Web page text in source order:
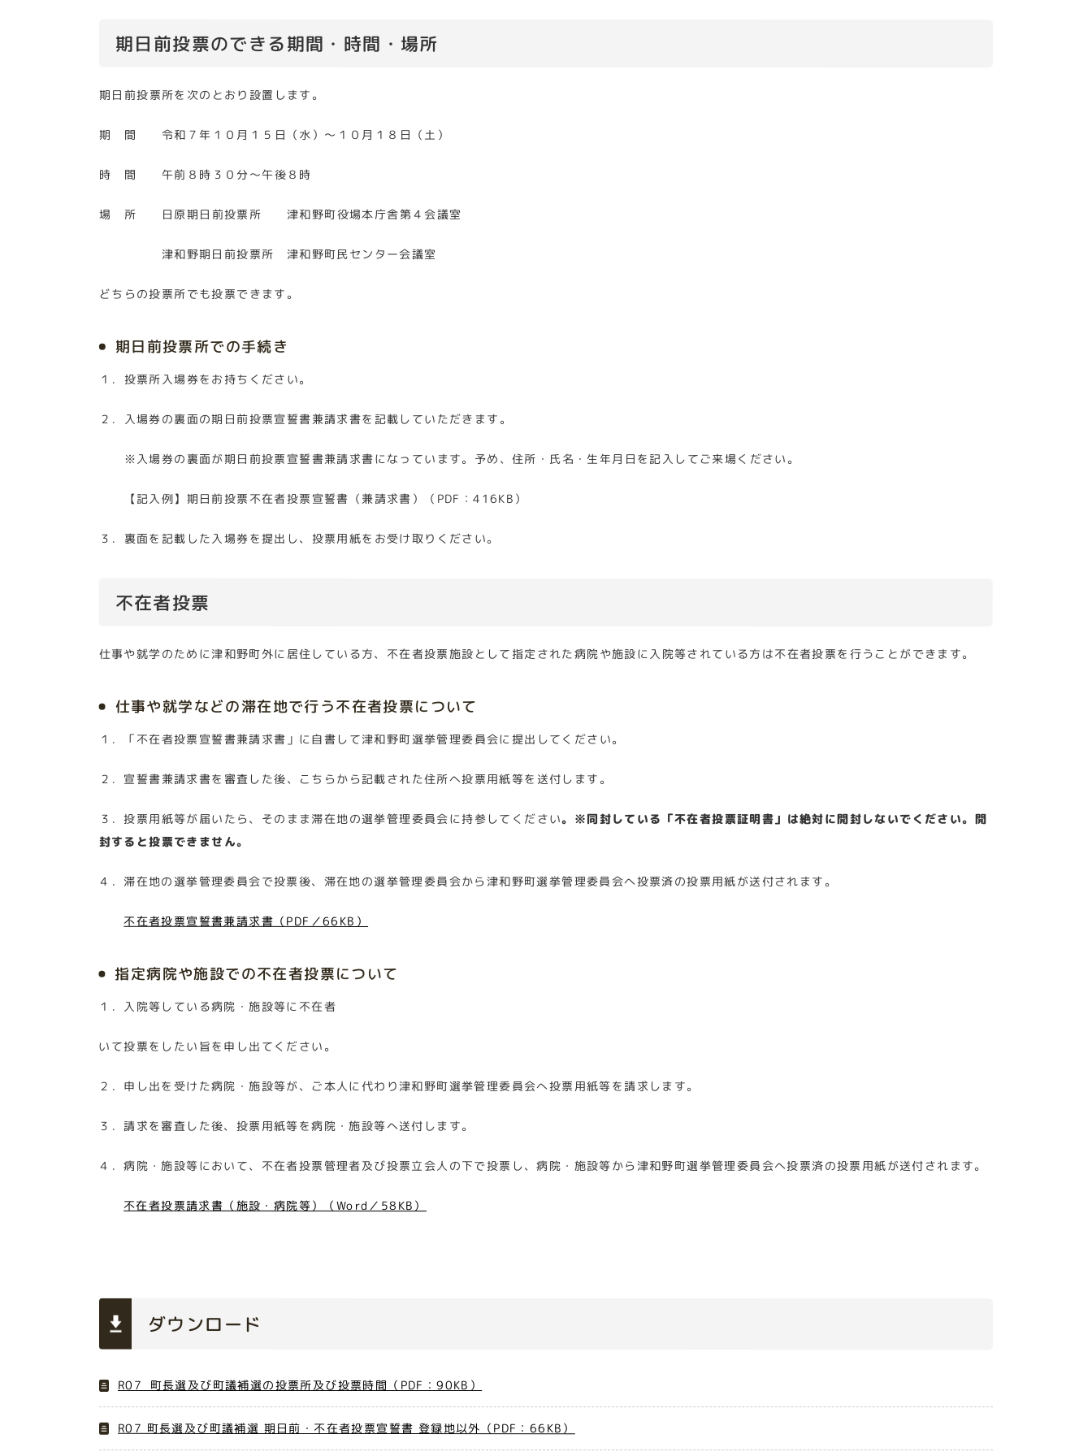
期日前投票のできる期間・時間・場所
期日前投票所を次のとおり設置します。
期 間 令和７年１０月１５日（水）～１０月１８日（土）
時 間 午前８時３０分～午後８時
場 所 日原期日前投票所 津和野町役場本庁舎第４会議室
津和野期日前投票所 津和野町民センター会議室
どちらの投票所でも投票できます。
期日前投票所での手続き
１．投票所入場券をお持ちください。
２．入場券の裏面の期日前投票宣誓書兼請求書を記載していただきます。
※入場券の裏面が期日前投票宣誓書兼請求書になっています。予め、住所・氏名・生年月日を記入してご来場ください。
【記入例】期日前投票不在者投票宣誓書（兼請求書）（PDF：416KB）
３．裏面を記載した入場券を提出し、投票用紙をお受け取りください。
不在者投票
仕事や就学のために津和野町外に居住している方、不在者投票施設として指定された病院や施設に入院等されている方は不在者投票を行うことができます。
仕事や就学などの滞在地で行う不在者投票について
１．「不在者投票宣誓書兼請求書」に自書して津和野町選挙管理委員会に提出してください。
２．宣誓書兼請求書を審査した後、こちらから記載された住所へ投票用紙等を送付します。
３．投票用紙等が届いたら、そのまま滞在地の選挙管理委員会に持参してください。※同封している「不在者投票証明書」は絶対に開封しないでください。開
封すると投票できません。
４．滞在地の選挙管理委員会で投票後、滞在地の選挙管理委員会から津和野町選挙管理委員会へ投票済の投票用紙が送付されます。
不在者投票宣誓書兼請求書（PDF／66KB）
指定病院や施設での不在者投票について
１．入院等している病院・施設等に不在者
いて投票をしたい旨を申し出てください。
２．申し出を受けた病院・施設等が、ご本人に代わり津和野町選挙管理委員会へ投票用紙等を請求します。
３．請求を審査した後、投票用紙等を病院・施設等へ送付します。
４．病院・施設等において、不在者投票管理者及び投票立会人の下で投票し、病院・施設等から津和野町選挙管理委員会へ投票済の投票用紙が送付されます。
不在者投票請求書（施設・病院等）（Word／58KB）
ダウンロード
R07_町長選及び町議補選の投票所及び投票時間（PDF：90KB）
R07 町長選及び町議補選 期日前・不在者投票宣誓書 登録地以外（PDF：66KB）